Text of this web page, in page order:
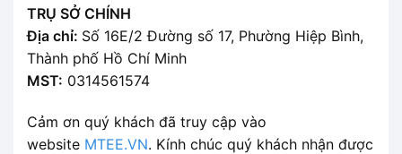
TRỤ SỞ CHÍNH
Địa chỉ: Số 16E/2 Đường số 17, Phường Hiệp Bình,
Thành phố Hồ Chí Minh
MST: 0314561574
Cảm ơn quý khách đã truy cập vào
website MTEE.VN. Kính chúc quý khách nhận được